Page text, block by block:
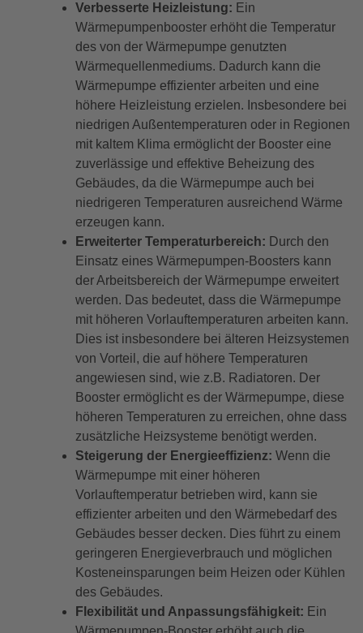
Verbesserte Heizleistung: Ein
Wärmepumpenbooster erhöht die Temperatur
des von der Wärmepumpe genutzten
Wärmequellenmediums. Dadurch kann die
Wärmepumpe effizienter arbeiten und eine
höhere Heizleistung erzielen. Insbesondere bei
niedrigen Außentemperaturen oder in Regionen
mit kaltem Klima ermöglicht der Booster eine
zuverlässige und effektive Beheizung des
Gebäudes, da die Wärmepumpe auch bei
niedrigeren Temperaturen ausreichend Wärme
erzeugen kann.
Erweiterter Temperaturbereich: Durch den
Einsatz eines Wärmepumpen-Boosters kann
der Arbeitsbereich der Wärmepumpe erweitert
werden. Das bedeutet, dass die Wärmepumpe
mit höheren Vorlauftemperaturen arbeiten kann.
Dies ist insbesondere bei älteren Heizsystemen
von Vorteil, die auf höhere Temperaturen
angewiesen sind, wie z.B. Radiatoren. Der
Booster ermöglicht es der Wärmepumpe, diese
höheren Temperaturen zu erreichen, ohne dass
zusätzliche Heizsysteme benötigt werden.
Steigerung der Energieeffizienz: Wenn die
Wärmepumpe mit einer höheren
Vorlauftemperatur betrieben wird, kann sie
effizienter arbeiten und den Wärmebedarf des
Gebäudes besser decken. Dies führt zu einem
geringeren Energieverbrauch und möglichen
Kosteneinsparungen beim Heizen oder Kühlen
des Gebäudes.
Flexibilität und Anpassungsfähigkeit: Ein